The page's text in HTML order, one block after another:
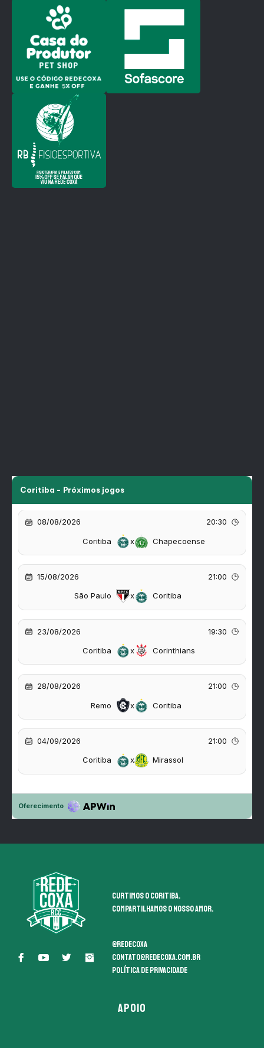
Curtimos o coritiba.
Compartilhamos o nosso amor.
@redecoxa
contato@redecoxa.com.br
Política de Privacidade
APOIO